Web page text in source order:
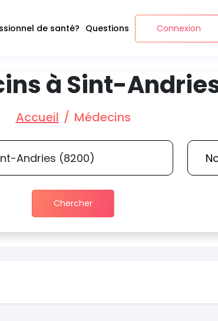
de santé? Questions Connexion
à Sint-
Accueil Médecins
Chercher